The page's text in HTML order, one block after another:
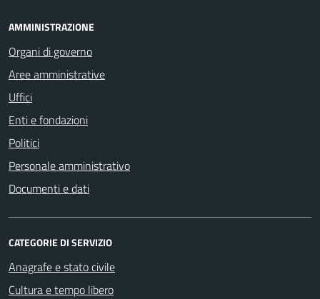
AMMINISTRAZIONE
Organi di governo
Aree amministrative
Uffici
Enti e fondazioni
Politici
Personale amministrativo
Documenti e dati
CATEGORIE DI SERVIZIO
Anagrafe e stato civile
Cultura e tempo libero